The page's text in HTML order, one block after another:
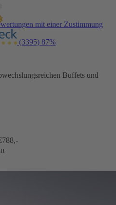
mit einer Zustimmung
(3395) 87%
Buffets und
788,-